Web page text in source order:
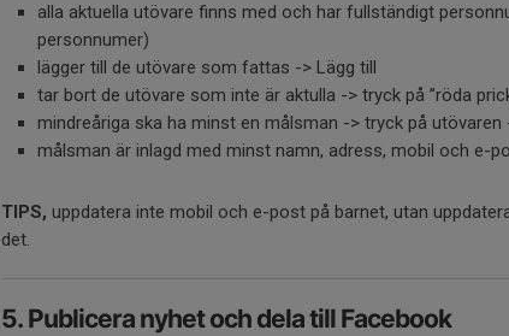
alla aktuella utövare finns med och har fullständigt
personnumer)
lägger till de utövare som fattas -> Lägg till
tar bort de utövare som inte är aktulla -> tryck på ”röda
mindreåriga ska ha minst en målsman -> tryck på
målsman är inlagd med minst namn, adress, mobil och e-
TIPS, uppdatera inte mobil och e-post på barnet, utan
det.
5. Publicera nyhet och dela till Facebook